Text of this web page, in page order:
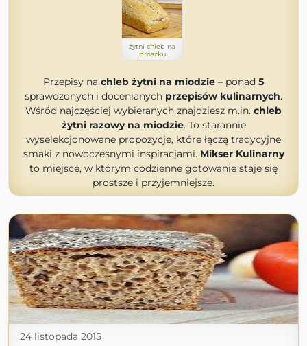
żytni chleb na
proszku
Przepisy na chleb żytni na miodzie – ponad 5
sprawdzonych i docenianych przepisów kulinarnych.
Wśród najczęściej wybieranych znajdziesz m.in. chleb
żytni razowy na miodzie. To starannie
wyselekcjonowane propozycje, które łączą tradycyjne
smaki z nowoczesnymi inspiracjami. Mikser Kulinarny
to miejsce, w którym codzienne gotowanie staje się
prostsze i przyjemniejsze.
24 listopada 2015